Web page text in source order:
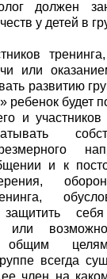
должен
у детей в
или
развитию
ребенок будет
и
и к
защитить
или
общим
всегда
член на